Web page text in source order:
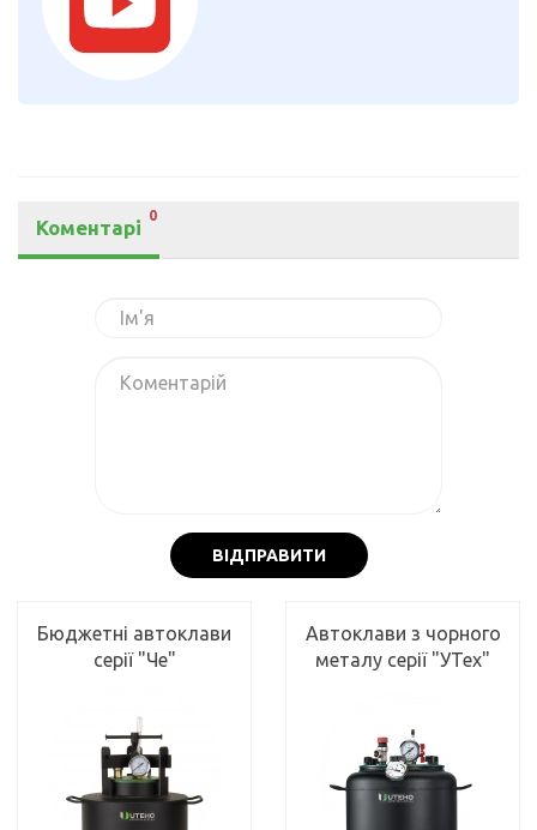
Коментарі
0
ВІДПРАВИТИ
Бюджетні автоклави
серії "Че"
Автоклави з чорного
металу серії "УТех"